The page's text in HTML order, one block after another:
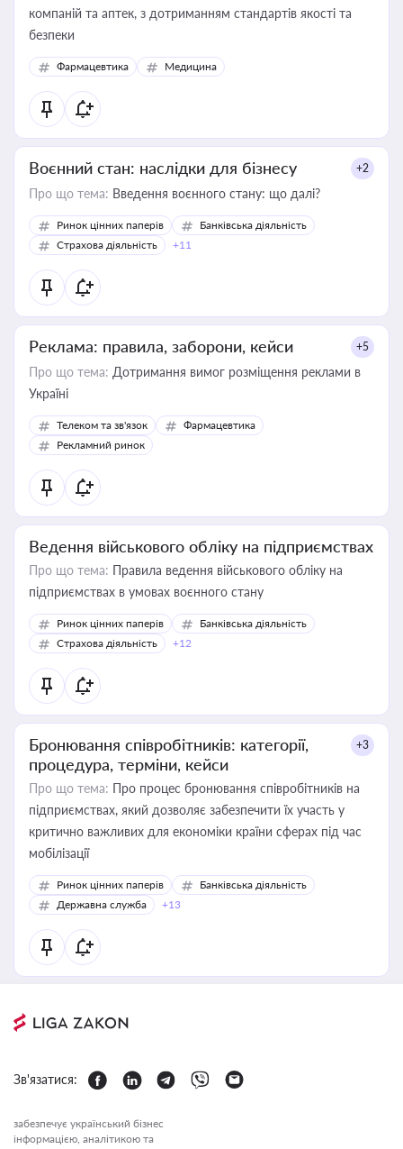
компаній та аптек, з дотриманням стандартів якості та
безпеки
Фармацевтика Медицина
Воєнний стан: наслідки для бізнесу +2
Про що тема: Введення воєнного стану: що далі?
Ринок цінних паперів
Банківська діяльність
Страхова діяльність
+11
Реклама: правила, заборони, кейси +5
Про що тема: Дотримання вимог розміщення реклами в
Україні
Телеком та зв'язок
Фармацевтика
Рекламний ринок
Ведення військового обліку на підприємствах
Про що тема: Правила ведення військового обліку на
підприємствах в умовах воєнного стану
Ринок цінних паперів
Банківська діяльність
Страхова діяльність
+12
Бронювання співробітників: категорії,
процедура, терміни, кейси
+3
Про що тема: Про процес бронювання співробітників на
підприємствах, який дозволяє забезпечити їх участь у
критично важливих для економіки країни сферах під час
мобілізації
Ринок цінних паперів
Банківська діяльність
Державна служба
+13
Зв'язатися:
забезпечує український бізнес
інформацією, аналітикою та